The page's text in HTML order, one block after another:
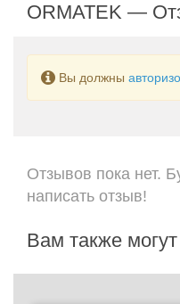
ORMATEK —
Вы должны
Отзывов пока нет.
написать отзыв!
Вам также